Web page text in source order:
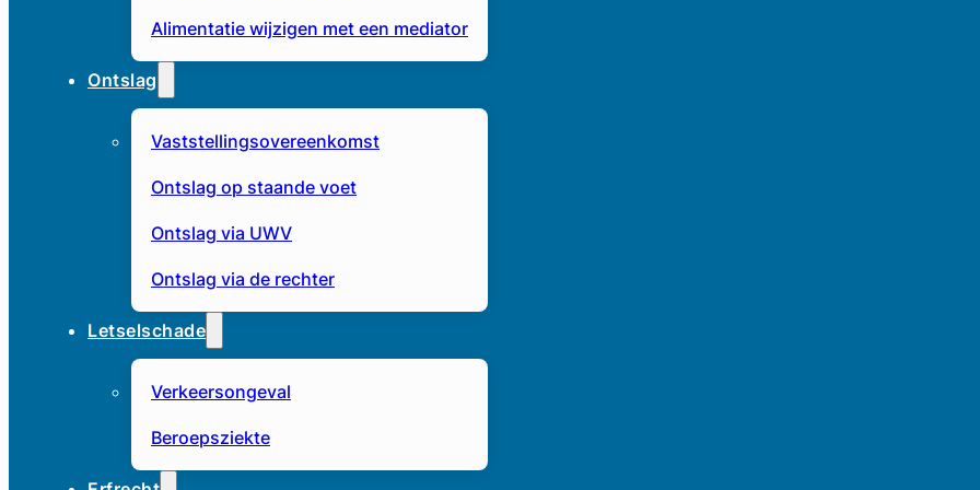
Alimentatie wijzigen met een mediator
Ontslag
Vaststellingsovereenkomst
Ontslag op staande voet
Ontslag via UWV
Ontslag via de rechter
Letselschade
Verkeersongeval
Beroepsziekte